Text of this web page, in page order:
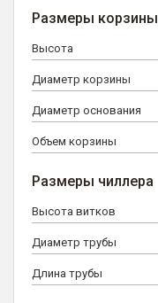
Размеры корзины
Высота
Диаметр корзины
Диаметр основания
Объем корзины
Размеры чиллера
Высота витков
Диаметр трубы
Длина трубы